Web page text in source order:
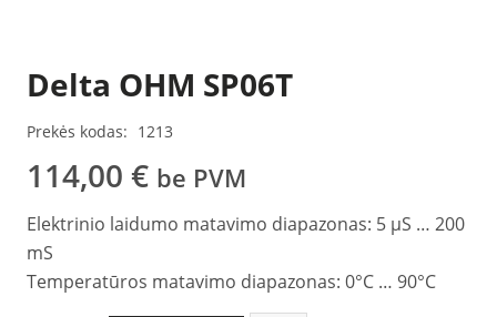
Delta OHM SP06T
Prekės kodas: 1213
114,00 € be PVM
Elektrinio laidumo matavimo diapazonas: 5 μS … 200
mS
Temperatūros matavimo diapazonas: 0°C … 90°C